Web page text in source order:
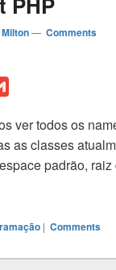
— Comments
a
i
l
ver todos os
as classes
padrão,
| Comments